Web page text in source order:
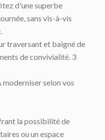
d'une superbe
sans vis-à-vis
traversant et baigné de
de convivialité. 3
selon vos
la possibilité de
ou un espace